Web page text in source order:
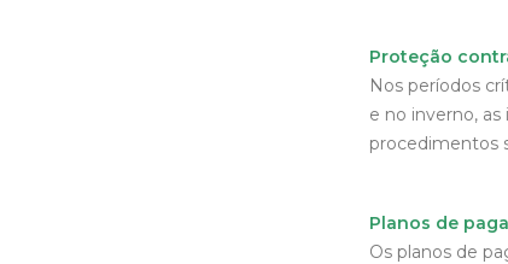
Proteção
Nos períodos
e no inverno,
procedimentos
Planos de
Os planos de